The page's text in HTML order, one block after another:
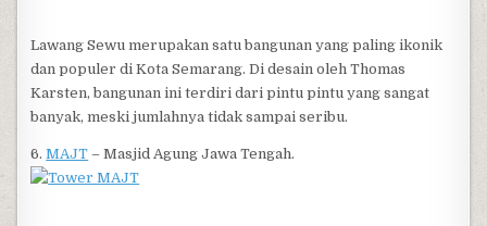
Lawang Sewu merupakan satu bangunan yang paling ikonik
dan populer di Kota Semarang. Di desain oleh Thomas
Karsten, bangunan ini terdiri dari pintu pintu yang sangat
banyak, meski jumlahnya tidak sampai seribu.
6.MAJT – Masjid Agung Jawa Tengah.